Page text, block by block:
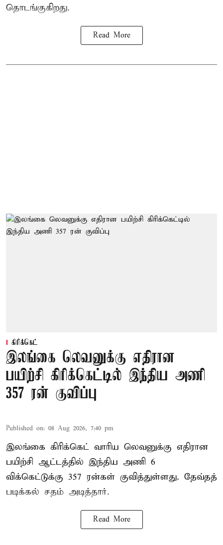
தொடங்குகிறது.
Read More
கிரிக்கெட்
இலங்கை லெவனுக்கு எதிரான
பயிற்சி கிரிக்கெட்டில் இந்திய அணி
357 ரன் குவிப்பு
Published on: 08 Aug 2026, 7:40 pm
இலங்கை கிரிக்கெட் வாரிய லெவனுக்கு எதிரான
பயிற்சி ஆட்டத்தில் இந்திய அணி 6
விக்கெட்டுக்கு 357 ரன்கள் குவித்துள்ளது. தேவ்தத்
படிக்கல் சதம் அடித்தார்.
Read More